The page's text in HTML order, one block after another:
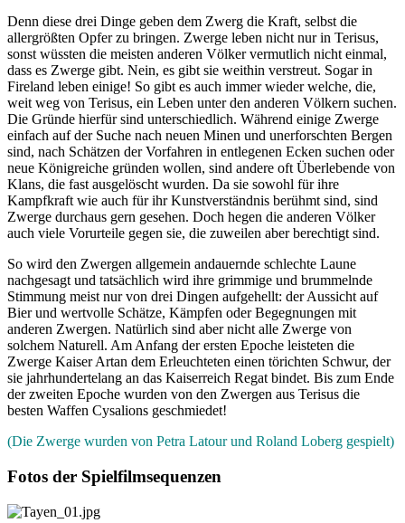
Denn diese drei Dinge geben dem Zwerg die Kraft, selbst die
allergrößten Opfer zu bringen. Zwerge leben nicht nur in Terisus,
sonst wüssten die meisten anderen Völker vermutlich nicht einmal,
dass es Zwerge gibt. Nein, es gibt sie weithin verstreut. Sogar in
Fireland leben einige! So gibt es auch immer wieder welche, die,
weit weg von Terisus, ein Leben unter den anderen Völkern suchen.
Die Gründe hierfür sind unterschiedlich. Während einige Zwerge
einfach auf der Suche nach neuen Minen und unerforschten Bergen
sind, nach Schätzen der Vorfahren in entlegenen Ecken suchen oder
neue Königreiche gründen wollen, sind andere oft Überlebende von
Klans, die fast ausgelöscht wurden. Da sie sowohl für ihre
Kampfkraft wie auch für ihr Kunstverständnis berühmt sind, sind
Zwerge durchaus gern gesehen. Doch hegen die anderen Völker
auch viele Vorurteile gegen sie, die zuweilen aber berechtigt sind.
So wird den Zwergen allgemein andauernde schlechte Laune
nachgesagt und tatsächlich wird ihre grimmige und brummelnde
Stimmung meist nur von drei Dingen aufgehellt: der Aussicht auf
Bier und wertvolle Schätze, Kämpfen oder Begegnungen mit
anderen Zwergen. Natürlich sind aber nicht alle Zwerge von
solchem Naturell. Am Anfang der ersten Epoche leisteten die
Zwerge Kaiser Artan dem Erleuchteten einen törichten Schwur, der
sie jahrhundertelang an das Kaiserreich Regat bindet. Bis zum Ende
der zweiten Epoche wurden von den Zwergen aus Terisus die
besten Waffen Cysalions geschmiedet!
(Die Zwerge wurden von Petra Latour und Roland Loberg gespielt)
Fotos der Spielfilmsequenzen